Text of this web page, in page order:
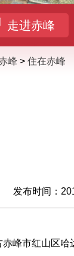
走进赤峰
峰 > 住在赤峰
布时间：
市红山区哈